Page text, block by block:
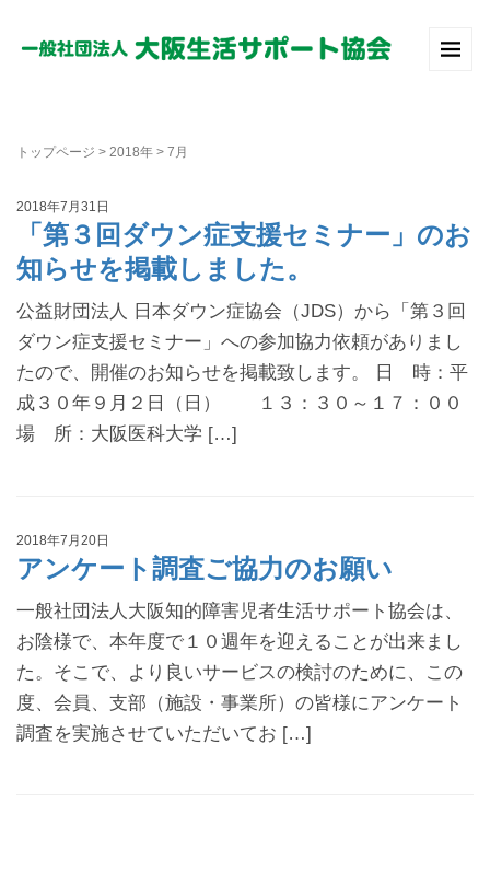
トップページ > 2018年 > 7月
2018年7月31日
「第３回ダウン症支援セミナー」のお
知らせを掲載しました。
公益財団法人 日本ダウン症協会（JDS）から「第３回
ダウン症支援セミナー」への参加協力依頼がありまし
たので、開催のお知らせを掲載致します。 日 時：平
成３０年９月２日（日） １３：３０～１７：００
場 所：大阪医科大学 […]
2018年7月20日
アンケート調査ご協力のお願い
一般社団法人大阪知的障害児者生活サポート協会は、
お陰様で、本年度で１０週年を迎えることが出来まし
た。そこで、より良いサービスの検討のために、この
度、会員、支部（施設・事業所）の皆様にアンケート
調査を実施させていただいてお […]